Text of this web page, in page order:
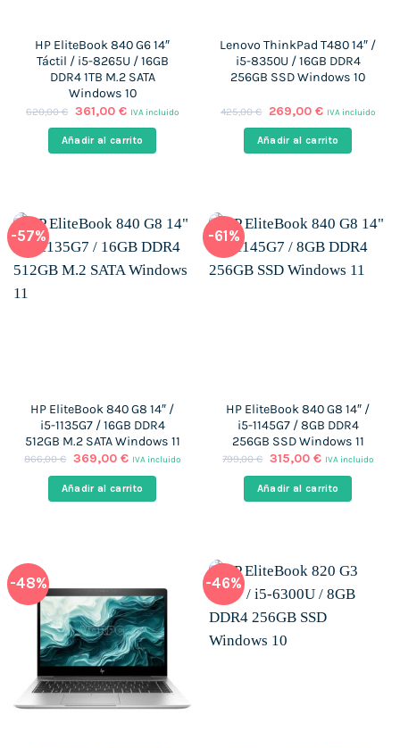
HP EliteBook 840 G6 14″
Táctil / i5-8265U / 16GB
DDR4 1TB M.2 SATA
Windows 10
620,00€ El
original
era:
361,00 €El
actual
es:
IVA incluido
Añadir al carrito
Lenovo ThinkPad T480 14″ /
i5-8350U / 16GB DDR4
256GB SSD Windows 10
425,00€
El
original
era:
269,00 €El
actual
es:
IVA incluido
Añadir al carrito
-57%
HP EliteBook 840 G8 14″ /
i5-1135G7 / 16GB DDR4
512GB M.2 SATA Windows 11
866,00€ El
original
era:
369,00 €El
actual
es:
IVA incluido
Añadir al carrito
-61%
HP EliteBook 840 G8 14″ /
i5-1145G7 / 8GB DDR4
256GB SSD Windows 11
799,00€ El
original
era:
315,00 €El
actual
es:
IVA incluido
Añadir al carrito
-48% -46%